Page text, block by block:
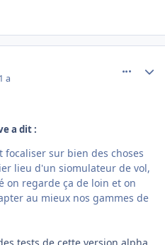
1 a
a dit :
focaliser sur bien des choses
lieu d'un siomulateur de vol,
on regarde ça de loin et on
au mieux nos gammes de